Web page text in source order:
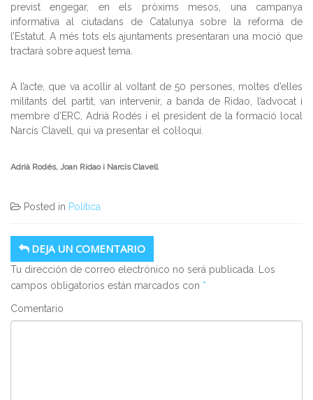
previst engegar, en els pròxims mesos,
una campanya
informativa al ciutadans de Catalunya sobre la reforma de
l’Estatut. A més tots els ajuntaments presentaran una moció que
tractarà sobre aquest tema.
A l’acte, que va acollir al voltant de 50 persones, moltes d’elles
militants del partit, van intervenir, a banda de Ridao, l’advocat i
membre d’ERC, Adrià Rodés i el president de la formació local
Narcís Clavell, qui va presentar el col ·loqui.
Adrià Rodés, Joan Ridao i Narcís Clavell
Posted in Política
DEJA UN COMENTARIO
Tu dirección de correo electrónico no será publicada.
Los
campos obligatorios están marcados con *
Comentario